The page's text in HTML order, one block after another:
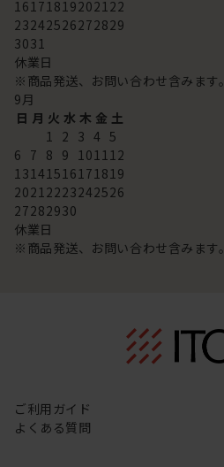
16171819202122
23242526272829
3031
休業日
※商品発送、お問い合わせ含みます。
9月
日 月 火 水 木 金 土
1 2 3 4 5
6 7 8 9 101112
13141516171819
20212223242526
27282930
休業日
※商品発送、お問い合わせ含みます。
ご利用ガイド
よくある質問